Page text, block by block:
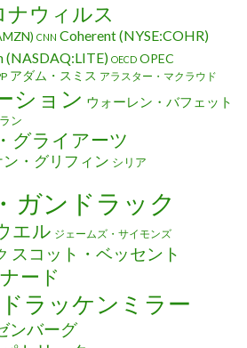
ナウィルス
CNN Coherent (NYSE:COHR)
(NASDAQ:LITE) OECD OPEC
アダム・スミス アラスター・マクラウド
ション ウォーレン・バフェット
ン
グライアーツ
ン・グリフィン シリア
ガンドラック
エル ジェームズ・サイモンズ
スコット・ベッセント
ード
ラッケンミラー
ンバーグ